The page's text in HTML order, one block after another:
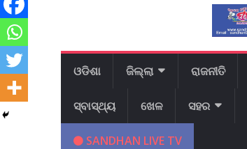
ଓଡିଶା ଜିଲ୍ଲା ରାଜନୀତି
ସ୍ବାସ୍ଥ୍ୟ ଖେଳ ସହର
SANDHAN LIVE TV